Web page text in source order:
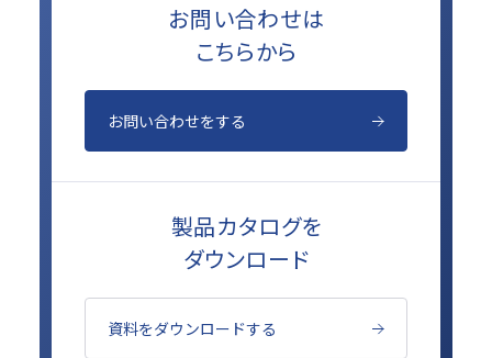
お問い合わせは
こちらから
お問い合わせをする
製品カタログを
ダウンロード
資料をダウンロードする